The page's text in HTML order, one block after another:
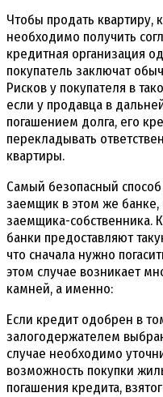
Чтобы продать квартиру,
необходимо получить
кредитная организация
покупатель заключат
Рисков у покупателя в
если у продавца в
погашением долга, его
перекладывать
квартиры.
Самый безопасный
заемщик в этом же
заемщика-собственника.
банки предоставляют
что сначала нужно
этом случае возникает
камней, а именно:
Если кредит одобрен в
залогодержателем
случае необходимо
возможность покупки
погашения кредита,